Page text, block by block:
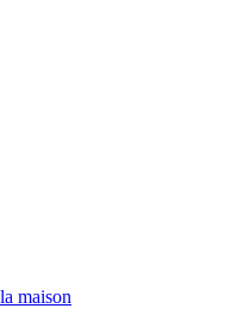
maison